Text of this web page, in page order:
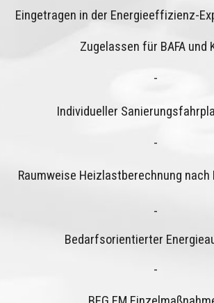
Eingetragen in der Energieeffizienz-
Zugelassen für BAFA und
-
Individueller
-
Raumweise Heizlastberechnung nach
-
Bedarfsorientierter
-